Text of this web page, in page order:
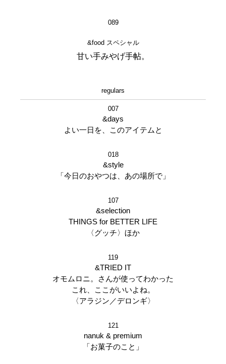
089
&food スペシャル
甘い手みやげ手帖。
regulars
007
&days
よい一日を、このアイテムと
018
&style
「今日のおやつは、あの場所で」
107
&selection
THINGS for BETTER LIFE
〈グッチ〉ほか
119
&TRIED IT
オモムロニ。さんが使ってわかった
これ、ここがいいよね。
〈アラジン／デロンギ〉
121
nanuk & premium
「お菓子のこと」